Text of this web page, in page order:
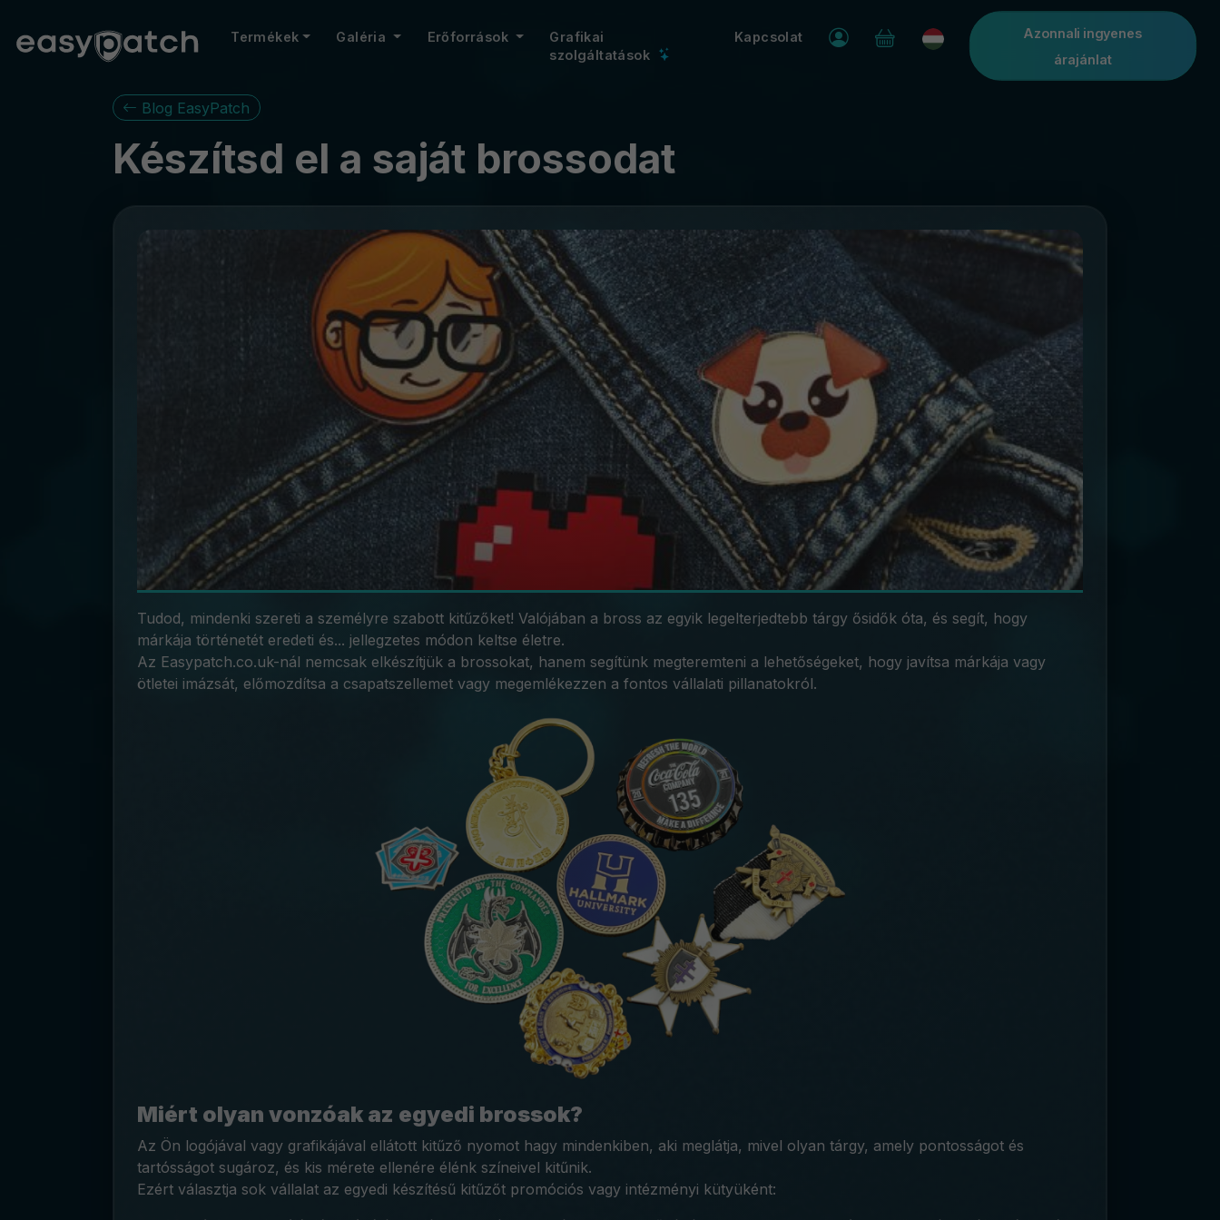
Termékek Galéria Erőforrások
Grafikai
szolgáltatások
Kapcsolat Azonnali ingyenes
árajánlat
Blog EasyPatch
Készítsd el a saját brossodat
Tudod, mindenki szereti a személyre szabott kitűzőket! Valójában a bross az egyik legelterjedtebb tárgy ősidők óta, és segít, hogy
márkája történetét eredeti és... jellegzetes módon keltse életre.
Az Easypatch.co.uk-nál nemcsak elkészítjük a brossokat, hanem segítünk megteremteni a lehetőségeket, hogy javítsa márkája vagy
ötletei imázsát, előmozdítsa a csapatszellemet vagy megemlékezzen a fontos vállalati pillanatokról.
Miért olyan vonzóak az egyedi brossok?
Az Ön logójával vagy grafikájával ellátott kitűző nyomot hagy mindenkiben, aki meglátja, mivel olyan tárgy, amely pontosságot és
tartósságot sugároz, és kis mérete ellenére élénk színeivel kitűnik.
Ezért választja sok vállalat az egyedi készítésű kitűzőt promóciós vagy intézményi kütyüként: